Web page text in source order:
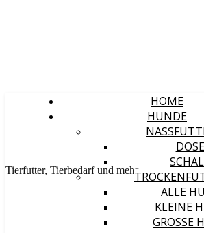
Tierfutter, Tierbedarf und mehr
HOME
HUNDE
ALLE
KLEINE
GROSSE